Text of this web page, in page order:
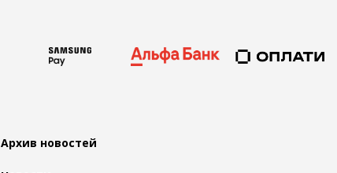
Архив новостей